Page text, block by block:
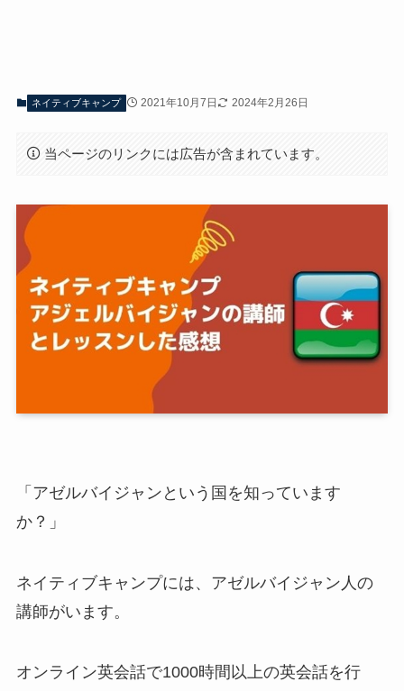
ネイティブキャンプ 2021年10月7日 2024年2月26日
当ページのリンクには広告が含まれています。
「アゼルバイジャンという国を知っています
か？」
ネイティブキャンプには、アゼルバイジャン人の
講師がいます。
オンライン英会話で1000時間以上の英会話を行